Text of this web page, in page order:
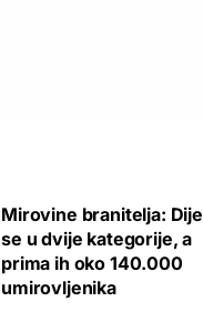
Mirovine branitelja:
se u dvije kategorije, a
prima ih oko 140.000
umirovljenika